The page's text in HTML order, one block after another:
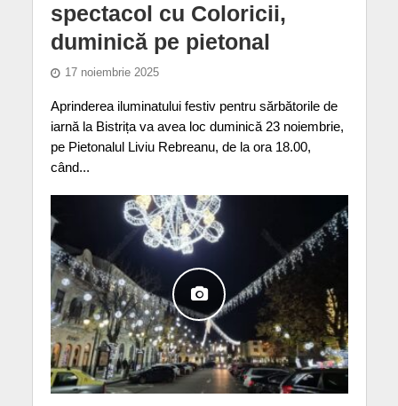
spectacol cu Coloricii,
duminică pe pietonal
17 noiembrie 2025
Aprinderea iluminatului festiv pentru sărbătorile de
iarnă la Bistrița va avea loc duminică 23 noiembrie,
pe Pietonalul Liviu Rebreanu, de la ora 18.00,
când...